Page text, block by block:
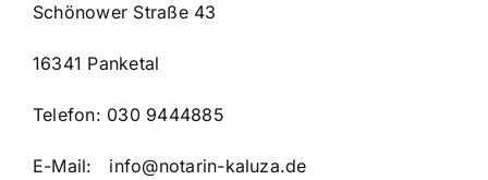
Schönower Straße 43
16341 Panketal
Telefon: 030 9444885
E-Mail: info@notarin-kaluza.de